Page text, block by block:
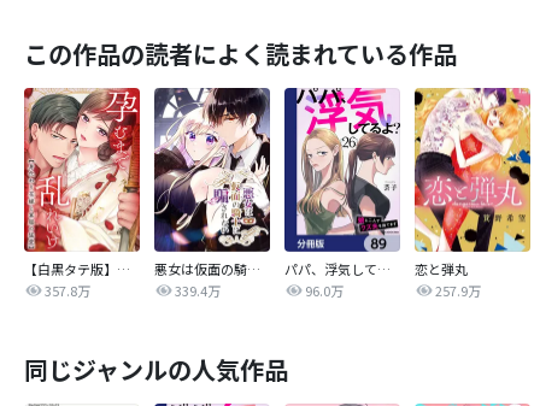
この作品の読者によく読まれている作品
【白黒タテ版】孕むまで乱れいけ～身代わり花嫁と軍服の猛愛
357.8万
悪女は仮面の騎士に騙されない
339.4万
パパ、浮気してるよ？娘と二人でクズ夫を捨てます【分冊版】
96.0万
恋と弾丸
257.9万
同じジャンルの人気作品